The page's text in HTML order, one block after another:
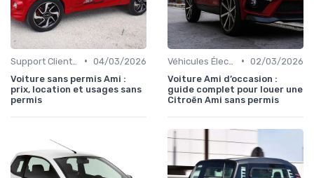
• 04/03/2026
Voiture sans permis Ami :
prix, location et usages sans
permis
• 02/03/2026
Voiture Ami d’occasion :
guide complet pour louer une
Citroën Ami sans permis